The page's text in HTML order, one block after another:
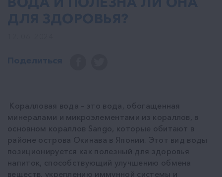
Коралловая вода – это вода, обогащенная
минералами и микроэлементами из кораллов, в
основном кораллов Sango, которые обитают в
районе острова Окинава в Японии. Этот вид воды
позиционируется как полезный для здоровья
напиток, способствующий улучшению обмена
веществ, укреплению иммунной системы и